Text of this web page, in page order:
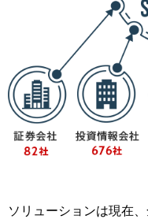
ソリューションは現在